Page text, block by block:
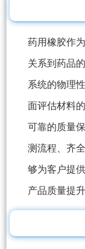
药用橡胶作
关系到药品
系统的物理
面评估材料
可靠的质量
测流程、齐
够为客户提
产品质量提